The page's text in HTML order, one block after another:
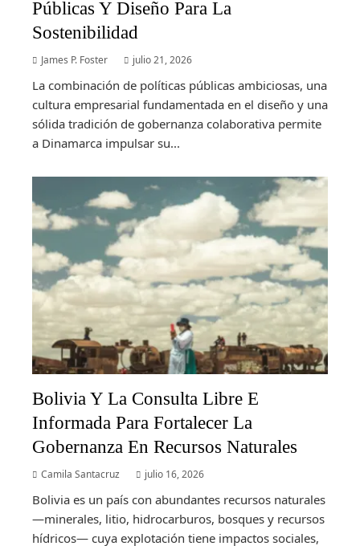
Públicas Y Diseño Para La
Sostenibilidad
James P. Foster julio 21, 2026
La combinación de políticas públicas ambiciosas, una
cultura empresarial fundamentada en el diseño y una
sólida tradición de gobernanza colaborativa permite
a Dinamarca impulsar su...
Bolivia Y La Consulta Libre E
Informada Para Fortalecer La
Gobernanza En Recursos Naturales
Camila Santacruz julio 16, 2026
Bolivia es un país con abundantes recursos naturales
—minerales, litio, hidrocarburos, bosques y recursos
hídricos— cuya explotación tiene impactos sociales,